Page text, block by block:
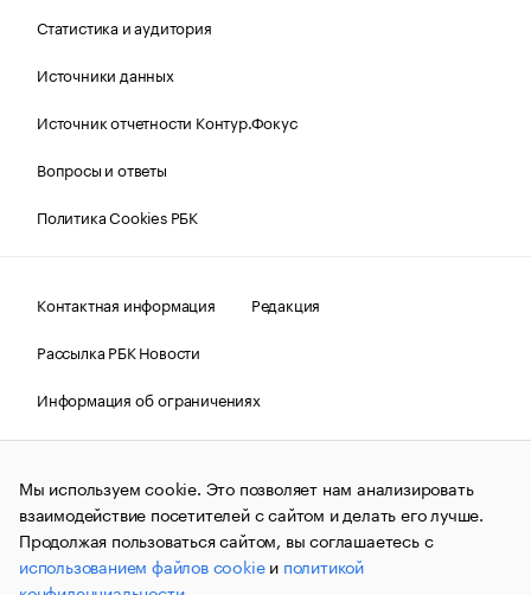
Статистика и аудитория
Источники данных
Источник отчетности Контур.Фокус
Вопросы и ответы
Политика Cookies РБК
Контактная информация
Редакция
Рассылка РБК Новости
Информация об ограничениях
Правовая информация
О соблюдении авторских прав
© АО «РОСБИЗНЕСКОНСАЛТИНГ»,1995–2026.Сообщения
и материалы информационного агентства «РБК»
(зарегистрировано Федеральной службой по надзору в сфере
связи, информационных технологий и массовых
коммуникаций (Роскомнадзор) 09.12.2015 за номером ИА
№ФС77-63848) сопровождаются пометкой «РБК». Отдельные
Мы используем cookie. Это позволяет нам анализировать
взаимодействие посетителей с сайтом и делать его лучше.
Продолжая пользоваться сайтом, вы соглашаетесь с
использованием файлов cookieи политикой